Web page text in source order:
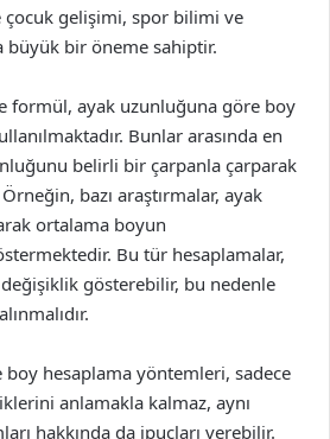
çocuk gelişimi, spor bilimi ve
bir öneme sahiptir.
formül, ayak uzunluğuna göre boy
Bunlar arasında en
belirli bir çarpanla çarparak
bazı araştırmalar, ayak
ortalama boyun
Bu tür hesaplamalar,
gösterebilir, bu nedenle
hesaplama yöntemleri, sadece
anlamakla kalmaz, aynı
hakkında da ipuçları verebilir.